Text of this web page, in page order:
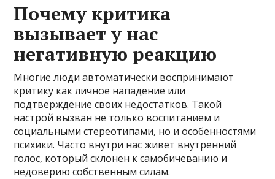
Почему критика
вызывает у нас
негативную реакцию
Многие люди автоматически воспринимают
критику как личное нападение или
подтверждение своих недостатков. Такой
настрой вызван не только воспитанием и
социальными стереотипами, но и особенностями
психики. Часто внутри нас живет внутренний
голос, который склонен к самобичеванию и
недоверию собственным силам.